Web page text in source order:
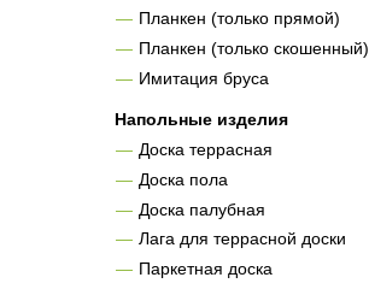
Планкен (только прямой)
Планкен (только скошенный)
Имитация бруса
Напольные изделия
Доска террасная
Доска пола
Доска палубная
Лага для террасной доски
Паркетная доска